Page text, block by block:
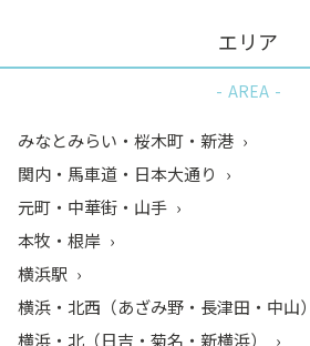
エリア
AREA
みなとみらい・桜木町・新港
関内・馬車道・日本大通り
元町・中華街・山手
本牧・根岸
横浜駅
横浜・北西（あざみ野・長津田・中山）
横浜・北（日吉・菊名・新横浜）